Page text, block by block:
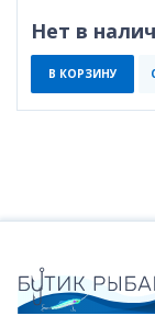
Нет в
В КОРЗИНУ